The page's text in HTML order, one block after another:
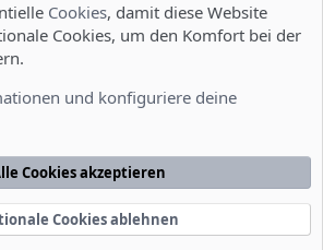
Datenschutzerklärung
® © 2010-2022 XenForo Ltd.
Cookies, damit diese Website
Cookies, um den Komfort bei der
und konfiguriere deine
Cookies akzeptieren
Cookies ablehnen